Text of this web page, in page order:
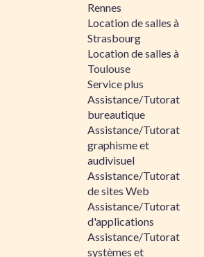
Rennes
Location de salles à
Strasbourg
Location de salles à
Toulouse
Service plus
Assistance/Tutorat
bureautique
Assistance/Tutorat
graphisme et
audivisuel
Assistance/Tutorat
de sites Web
Assistance/Tutorat
d'applications
Assistance/Tutorat
systèmes et